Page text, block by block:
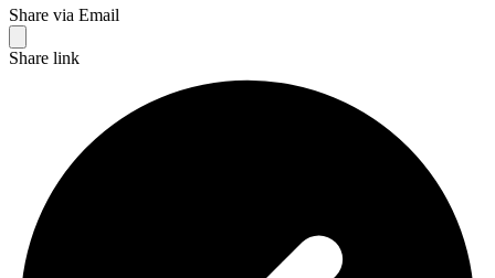
Share via Email
Share link